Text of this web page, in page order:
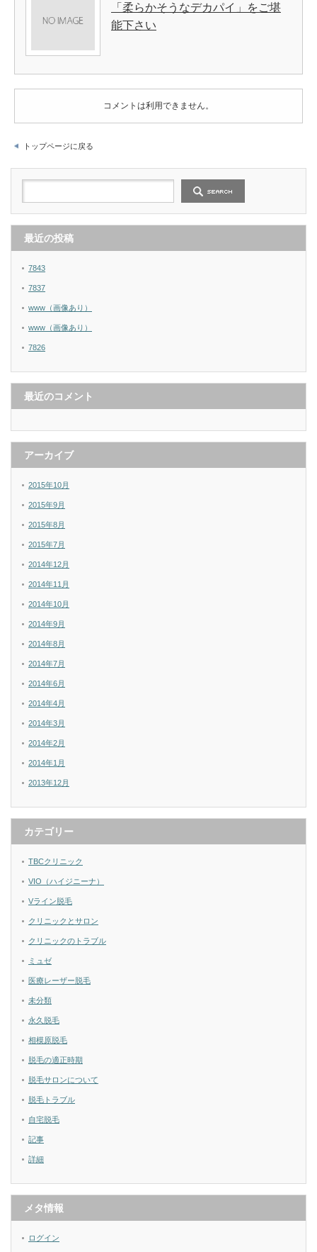
「柔らかそうなデカパイ」をご堪
能下さい
コメントは利用できません。
トップページに戻る
最近の投稿
7843
7837
www（画像あり）
www（画像あり）
7826
最近のコメント
アーカイブ
2015年10月
2015年9月
2015年8月
2015年7月
2014年12月
2014年11月
2014年10月
2014年9月
2014年8月
2014年7月
2014年6月
2014年4月
2014年3月
2014年2月
2014年1月
2013年12月
カテゴリー
TBCクリニック
VIO（ハイジニーナ）
Vライン脱毛
クリニックとサロン
クリニックのトラブル
ミュゼ
医療レーザー脱毛
未分類
永久脱毛
相模原脱毛
脱毛の適正時期
脱毛サロンについて
脱毛トラブル
自宅脱毛
記事
詳細
メタ情報
ログイン